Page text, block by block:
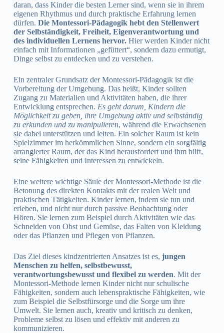
daran, dass Kinder die besten Lerner sind, wenn sie in ihrem
eigenen Rhythmus und durch praktische Erfahrung lernen
dürfen. Die Montessori-Pädagogik hebt den Stellenwert
der Selbständigkeit, Freiheit, Eigenverantwortung und
des individuellen Lernens hervor.Hier werden Kinder nicht
einfach mit Informationen „gefüttert“, sondern dazu ermutigt,
Dinge selbst zu entdecken und zu verstehen.
Ein zentraler Grundsatz der Montessori-Pädagogik ist die
Vorbereitung der Umgebung. Das heißt, Kinder sollten
Zugang zu Materialien und Aktivitäten haben, die ihrer
Entwicklung entsprechen. Es geht darum, Kindern die
Möglichkeit zu geben, ihre Umgebung aktiv und selbständig
zu erkunden und zu manipulieren, während die Erwachsenen
sie dabei unterstützen und leiten. Ein solcher Raum ist kein
Spielzimmer im herkömmlichen Sinne, sondern ein sorgfältig
arrangierter Raum, der das Kind herausfordert und ihm hilft,
seine Fähigkeiten und Interessen zu entwickeln.
Eine weitere wichtige Säule der Montessori-Methode ist die
Betonung des direkten Kontakts mit der realen Welt und
praktischen Tätigkeiten. Kinder lernen, indem sie tun und
erleben, und nicht nur durch passive Beobachtung oder
Hören. Sie lernen zum Beispiel durch Aktivitäten wie das
Schneiden von Obst und Gemüse, das Falten von Kleidung
oder das Pflanzen und Pflegen von Pflanzen.
Das Ziel dieses kindzentrierten Ansatzes ist es, jungen
Menschen zu helfen, selbstbewusst,
verantwortungsbewusst und flexibel zu werden. Mit der
Montessori-Methode lernen Kinder nicht nur schulische
Fähigkeiten, sondern auch lebenspraktische Fähigkeiten, wie
zum Beispiel die Selbstfürsorge und die Sorge um ihre
Umwelt. Sie lernen auch, kreativ und kritisch zu denken,
Probleme selbst zu lösen und effektiv mit anderen zu
kommunizieren.